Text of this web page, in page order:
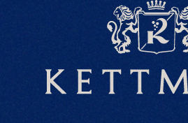
PROGRESSIO
IN TRADITIONE